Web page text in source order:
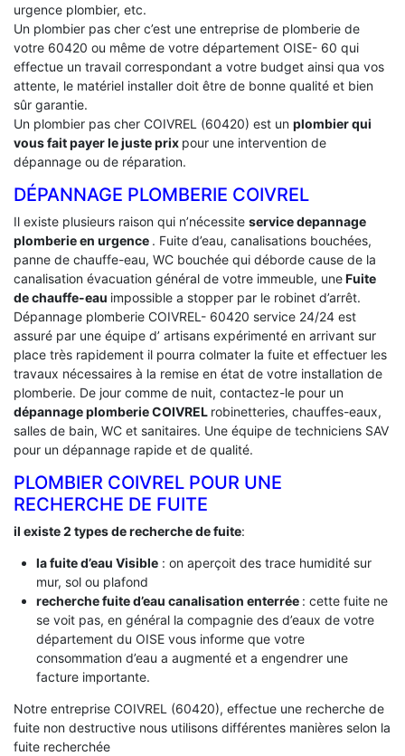
urgence plombier, etc.
Un plombier pas cher c’est une entreprise de plomberie de
votre 60420 ou même de votre département OISE- 60 qui
effectue un travail correspondant a votre budget ainsi qua vos
attente, le matériel installer doit être de bonne qualité et bien
sûr garantie.
Un plombier pas cher COIVREL (60420) est un plombier qui
vous fait payer le juste prix pour une intervention de
dépannage ou de réparation.
DÉPANNAGE PLOMBERIE COIVREL
Il existe plusieurs raison qui n’nécessite service depannage
plomberie en urgence . Fuite d’eau, canalisations bouchées,
panne de chauffe-eau, WC bouchée qui déborde cause de la
canalisation évacuation général de votre immeuble, uneFuite
de chauffe-eau impossible a stopper par le robinet d’arrêt.
Dépannage plomberie COIVREL- 60420 service 24/24 est
assuré par une équipe d’ artisans expérimenté en arrivant sur
place très rapidement il pourra colmater la fuite et effectuer les
travaux nécessaires à la remise en état de votre installation de
plomberie. De jour comme de nuit, contactez-le pour un
dépannage plomberie COIVREL robinetteries, chauffes-eaux,
salles de bain, WC et sanitaires. Une équipe de techniciens SAV
pour un dépannage rapide et de qualité.
PLOMBIER COIVREL POUR UNE
RECHERCHE DE FUITE
il existe 2 types de recherche de fuite:
la fuite d’eau Visible: on aperçoit des trace humidité sur
mur, sol ou plafond
recherche fuite d’eau canalisation enterrée : cette fuite ne
se voit pas, en général la compagnie des d’eaux de votre
département du OISE vous informe que votre
consommation d’eau a augmenté et a engendrer une
facture importante.
Notre entreprise COIVREL (60420), effectue une recherche de
fuite non destructive nous utilisons différentes manières selon la
fuite recherchée